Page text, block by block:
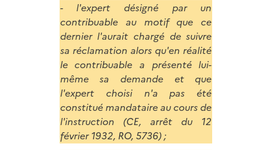
- l'expert désigné par un
contribuable au motif que ce
dernier l'aurait chargé de suivre
sa réclamation alors qu'en réalité
le contribuable a présenté lui-
même sa demande et que
l'expert choisi n'a pas été
constitué mandataire au cours de
l'instruction (CE, arrêt du 12
février 1932, RO, 5736) ;